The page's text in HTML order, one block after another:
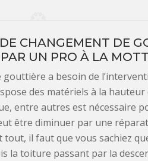
CHANGEMENT DE
UN PRO À LA
gouttière a besoin de
des matériels à la hauteur
entre autres est nécessaire
être diminuer par une
il faut que vous sachiez
la toiture passant par la